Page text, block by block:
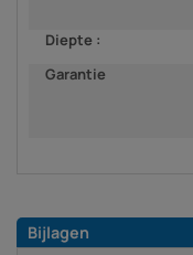
Diepte :
Garantie
Bijlagen